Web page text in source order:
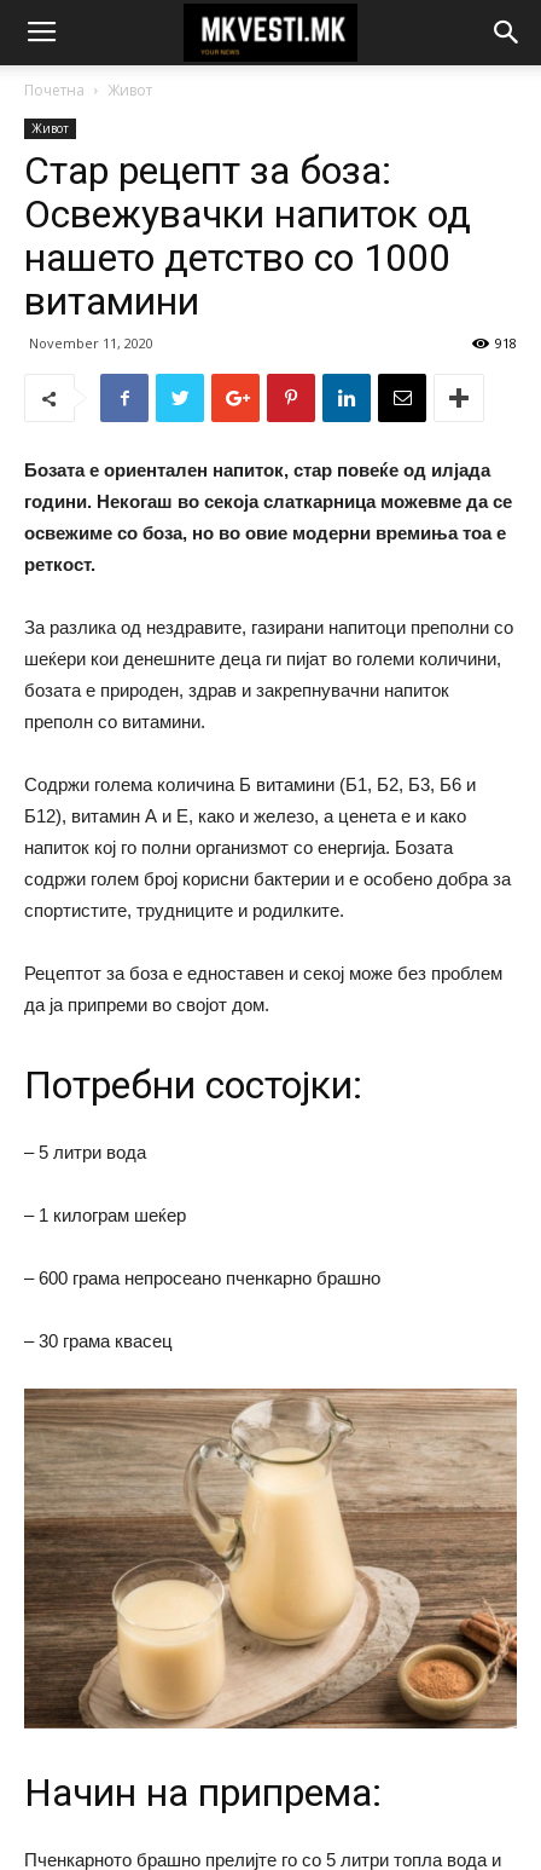
Почетна Живот
Живот
Стар рецепт за боза:
Освежувачки напиток од
нашето детство со 1000
витамини
November 11, 2020 918
Бозата е ориентален напиток, стар повеќе од илјада
години. Некогаш во секоја слаткарница можевме да се
освежиме со боза, но во овие модерни времиња тоа е
реткост.
За разлика од нездравите, газирани напитоци преполни со
шеќери кои денешните деца ги пијат во големи количини,
бозата е природен, здрав и закрепнувачни напиток
преполн со витамини.
Содржи голема количина Б витамини (Б1, Б2, Б3, Б6 и
Б12), витамин А и Е, како и железо, а ценета е и како
напиток кој го полни организмот со енергија. Бозата
содржи голем број корисни бактерии и е особено добра за
спортистите, трудниците и родилките.
Рецептот за боза е едноставен и секој може без проблем
да ја припреми во својот дом.
Потребни состојки:
– 5 литри вода
– 1 килограм шеќер
– 600 грама непросеано пченкарно брашно
– 30 грама квасец
Начин на припрема:
Пченкарното брашно прелијте го со 5 литри топла вода и